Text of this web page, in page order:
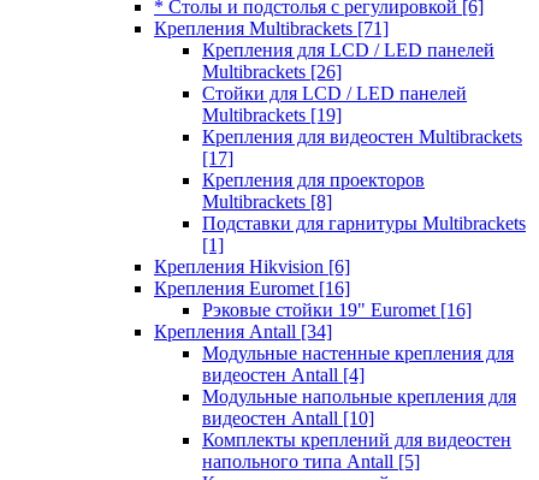
* Столы и подстолья с регулировкой [6]
Крепления Multibrackets [71]
Крепления для LCD / LED панелей
Multibrackets [26]
Стойки для LCD / LED панелей
Multibrackets [19]
Крепления для видеостен Multibrackets
[17]
Крепления для проекторов
Multibrackets [8]
Подставки для гарнитуры Multibrackets
[1]
Крепления Hikvision [6]
Крепления Euromet [16]
Рэковые стойки 19" Euromet [16]
Крепления Antall [34]
Модульные настенные крепления для
видеостен Antall [4]
Модульные напольные крепления для
видеостен Antall [10]
Комплекты креплений для видеостен
напольного типа Antall [5]